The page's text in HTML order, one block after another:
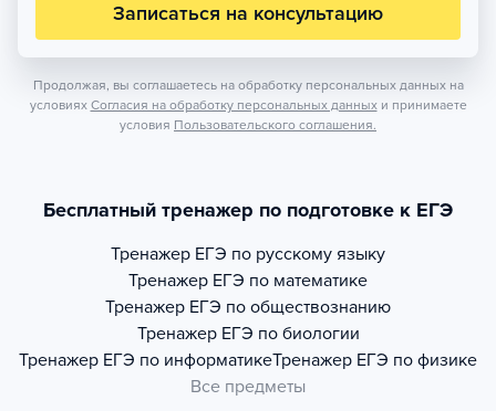
Записаться на консультацию
Продолжая, вы соглашаетесь на обработку персональных данных на
условиях Согласия на обработку персональных данных и принимаете
условия Пользовательского соглашения.
Бесплатный тренажер по подготовке к ЕГЭ
Тренажер ЕГЭ по русскому языку
Тренажер ЕГЭ по математике
Тренажер ЕГЭ по обществознанию
Тренажер ЕГЭ по биологии
Тренажер ЕГЭ по информатикеТренажер ЕГЭ по физике
Все предметы